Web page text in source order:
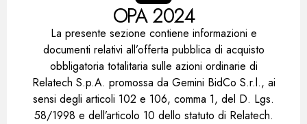
OPA 2024
La presente sezione contiene informazioni e
documenti relativi all’offerta pubblica di acquisto
obbligatoria totalitaria sulle azioni ordinarie di
Relatech S.p.A. promossa da Gemini BidCo S.r.l., ai
sensi degli articoli 102 e 106, comma 1, del D. Lgs.
58/1998 e dell’articolo 10 dello statuto di Relatech.